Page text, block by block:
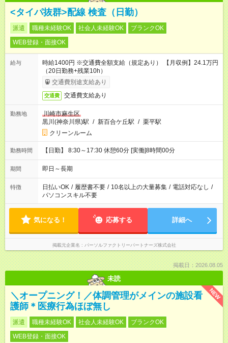
<タイパ抜群>配線 検査（日勤）
派遣 職種未経験OK 社会人未経験OK
ブランクOK
WEB登録・面接OK
給与
時給1400円 ※交通費全額支給（規定あり） 【月収例】24.1万円
（20日勤務+残業10h）
交通費別途支給あり
交通費 交通費支給あり
勤務地
川崎市麻生区
黒川(神奈川県)駅 / 新百合ケ丘駅 / 栗平駅
クリーンルーム
勤務時間 【日勤】 8:30～17:30 休憩60分 [実働]8時間00分
期間 即日～長期
特徴 日払いOK / 履歴書不要 / 10名以上の大量募集 / 電話対応なし /
パソコンスキル不要
気になる！ 応募する 詳細へ
掲載元企業名 パーソルファクトリーパートナーズ株式会社
掲載日：2026.08.05
未読
NEW
＼オープニング！／体調管理がメインの施設看
護師＊医療行為ほぼ無し
派遣 職種未経験OK 社会人未経験OK
ブランクOK
WEB登録・面接OK